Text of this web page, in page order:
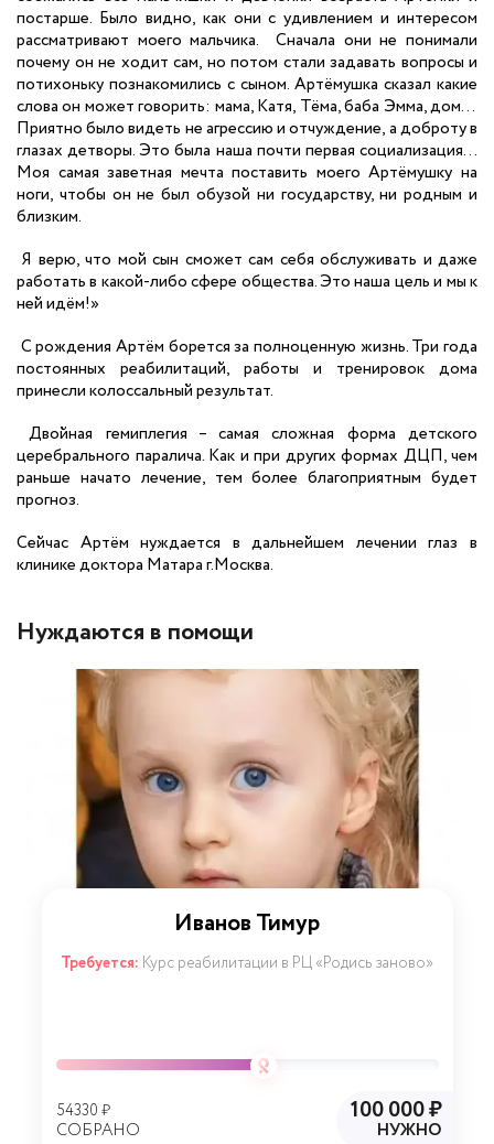
постарше. Было видно, как они с удивлением и интересом
рассматривают моего мальчика. Сначала они не понимали
почему он не ходит сам, но потом стали задавать вопросы и
потихоньку познакомились с сыном. Артёмушка сказал какие
слова он может говорить: мама, Катя, Тёма, баба Эмма, дом...
Приятно было видеть не агрессию и отчуждение, а доброту в
глазах детворы. Это была наша почти первая социализация…
Моя самая заветная мечта поставить моего Артёмушку на
ноги, чтобы он не был обузой ни государству, ни родным и
близким.
Я верю, что мой сын сможет сам себя обслуживать и даже
работать в какой-либо сфере общества. Это наша цель и мы к
ней идём!»
С рождения Артём борется за полноценную жизнь. Три года
постоянных реабилитаций, работы и тренировок дома
принесли колоссальный результат.
Двойная гемиплегия – самая сложная форма детского
церебрального паралича. Как и при других формах ДЦП, чем
раньше начато лечение, тем более благоприятным будет
прогноз.
Сейчас Артём нуждается в дальнейшем лечении глаз в
клинике доктора Матара г.Москва.
Нуждаются в помощи
Иванов Тимур
Требуется: Курс реабилитации в РЦ «Родись заново»
54330 ₽
СОБРАНО
100 000 ₽
НУЖНО